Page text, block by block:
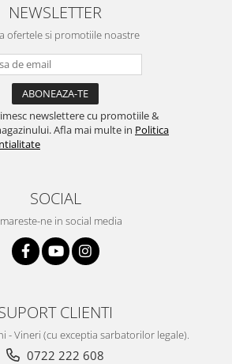
NEWSLETTER
ofertele si promotiile noastre
newslettere cu promotiile &
Afla mai multe in Politica
SOCIAL
ne in social media
CLIENTI
- Vineri (cu exceptia sarbatorilor legale).
0722 222 608